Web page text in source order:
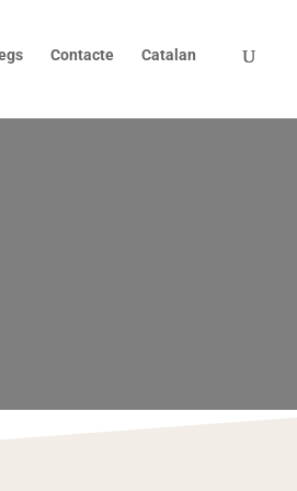
Contacte Catalan